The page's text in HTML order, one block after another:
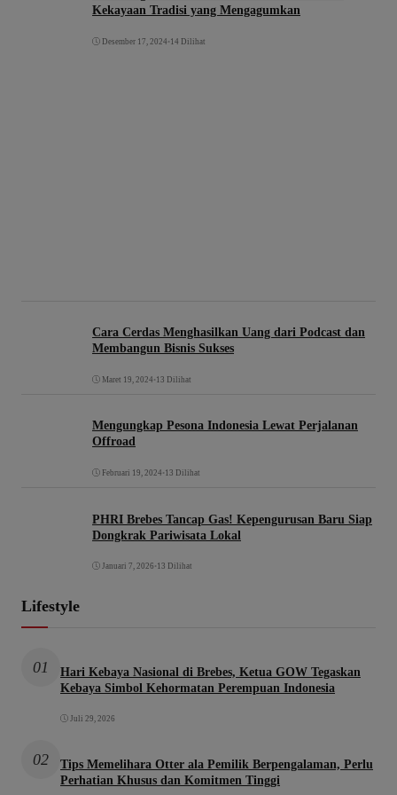
Kekayaan Tradisi yang Mengagumkan
Desember 17, 2024 • 14 Dilihat
Cara Cerdas Menghasilkan Uang dari Podcast dan
Membangun Bisnis Sukses
Maret 19, 2024 • 13 Dilihat
Mengungkap Pesona Indonesia Lewat Perjalanan
Offroad
Februari 19, 2024 • 13 Dilihat
PHRI Brebes Tancap Gas! Kepengurusan Baru Siap
Dongkrak Pariwisata Lokal
Januari 7, 2026 • 13 Dilihat
Lifestyle
01
Hari Kebaya Nasional di Brebes, Ketua GOW Tegaskan
Kebaya Simbol Kehormatan Perempuan Indonesia
Juli 29, 2026
02
Tips Memelihara Otter ala Pemilik Berpengalaman, Perlu
Perhatian Khusus dan Komitmen Tinggi